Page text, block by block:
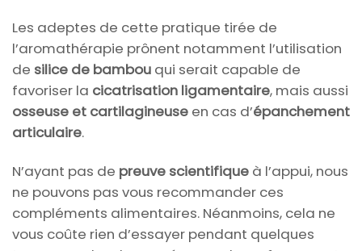
Les adeptes de cette pratique tirée de
l’aromathérapie prônent notamment l’utilisation
de silice de bambou qui serait capable de
favoriser la cicatrisation ligamentaire, mais aussi
osseuse et cartilagineuse en cas d’épanchement
articulaire.
N’ayant pas de preuve scientifique à l’appui, nous
ne pouvons pas vous recommander ces
compléments alimentaires. Néanmoins, cela ne
vous coûte rien d’essayer pendant quelques